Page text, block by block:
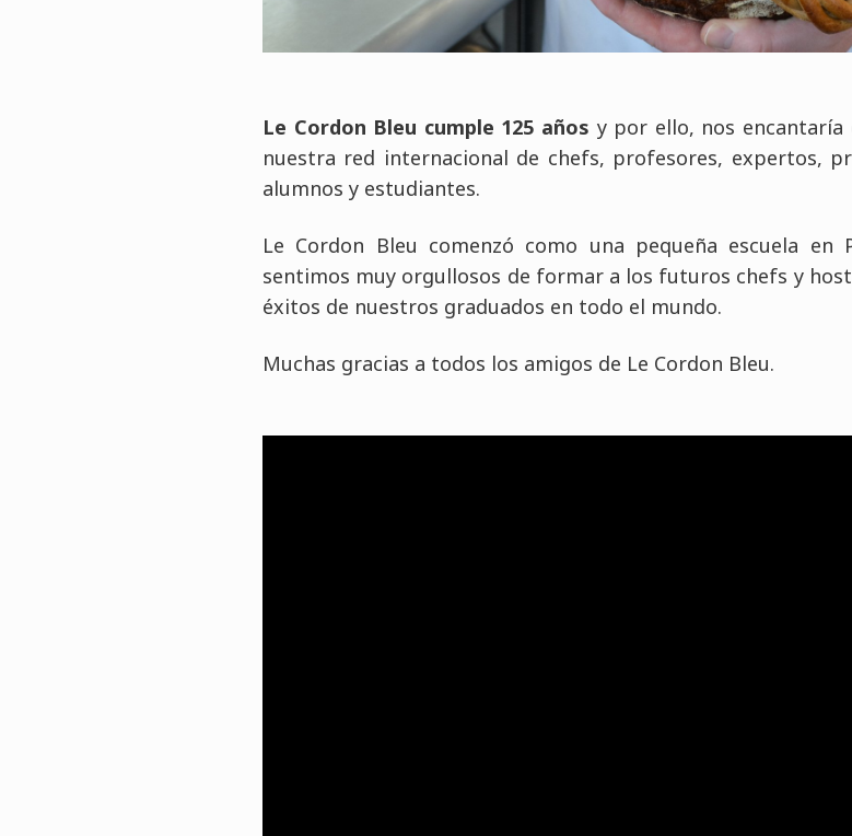
Le Cordon Bleu cumple 125 años y por ello, nos
nuestra red internacional de chefs, profesores, expertos,
alumnos y estudiantes.
Le Cordon Bleu comenzó como una pequeña escuela en
sentimos muy orgullosos de formar a los futuros chefs y
éxitos de nuestros graduados en todo el mundo.
Muchas gracias a todos los amigos de Le Cordon Bleu.